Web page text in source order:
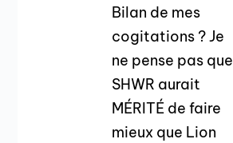
Bilan de mes
cogitations ? Je
ne pense pas que
SHWR aurait
MÉRITÉ de faire
mieux que Lion